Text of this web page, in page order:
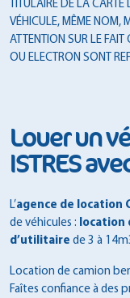
TITULAIRE DE LA
VÉHICULE, MÊME NOM,
ATTENTION SUR LE FAIT
OU ELECTRON SONT
Louer un
ISTRES
L’agence de location
de véhicules : location
d’utilitaire de 3 à
Location de camion
Faîtes confiance à des